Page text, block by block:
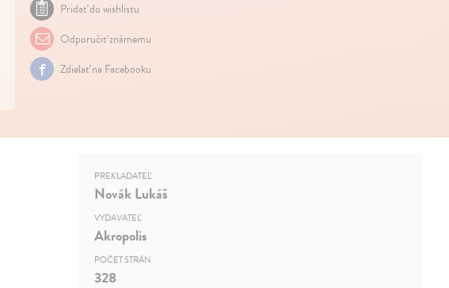
Pridať do wishlistu
Odporučiť známemu
Zdielať na Facebooku
PREKLADATEĽ
Novák Lukáš
VYDAVATEĽ
Akropolis
POČET STRÁN
328